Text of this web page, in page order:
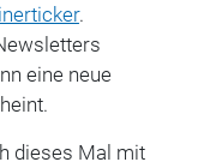
.
eine neue
dieses Mal mit